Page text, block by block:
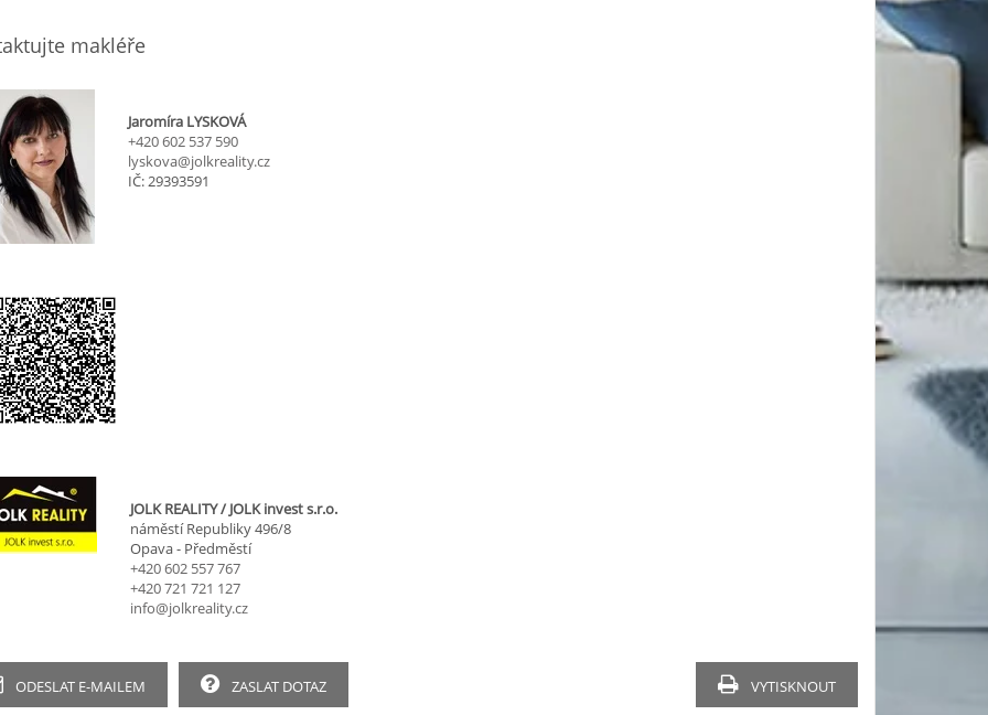
makléře
Jaromíra LYSKOVÁ
+420 602 537 590
lyskova@jolkreality.cz
IČ: 29393591
JOLK REALITY / JOLK invest s.r.o.
náměstí Republiky 496/8
Opava - Předměstí
+420 602 557 767
+420 721 721 127
info@jolkreality.cz
ODESLAT E-MAILEM ZASLAT DOTAZ VYTISKNOUT